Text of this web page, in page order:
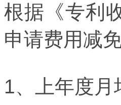
根据《专利
申请费用减
1、上年度